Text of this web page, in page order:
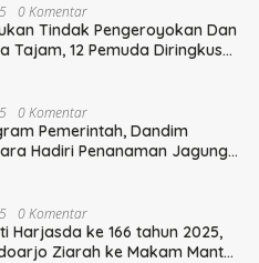
0 Komentar
Tindak Pengeroyokan Dan
Tajam, 12 Pemuda Diringkus
0 Komentar
Pemerintah, Dandim
Hadiri Penanaman Jagung
0 Komentar
Harjasda ke 166 tahun 2025,
Ziarah ke Makam Mantan